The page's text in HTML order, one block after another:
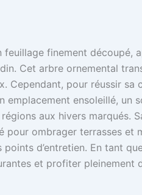
feuillage finement découpé,
Cet arbre ornemental
Cependant, pour réussir sa
emplacement ensoleillé, un
aux hivers marqués.
ombrager terrasses et
d’entretien. En tant
et profiter pleinement